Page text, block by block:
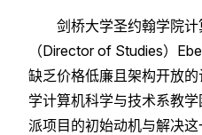
剑桥大学圣约翰学院
（Director of Studies）
缺乏价格低廉且架构开放
学计算机科学与技术系教
派项目的初始动机与解决这